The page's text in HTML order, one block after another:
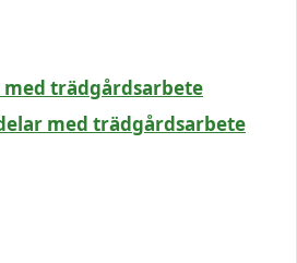
med trädgårdsarbete
med trädgårdsarbete